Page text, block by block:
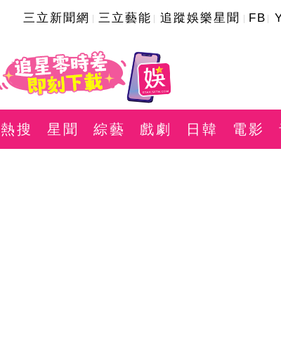
三立新聞網 三立藝能 追蹤娛樂星聞 FB
熱搜 星聞 綜藝 戲劇 日韓 電影